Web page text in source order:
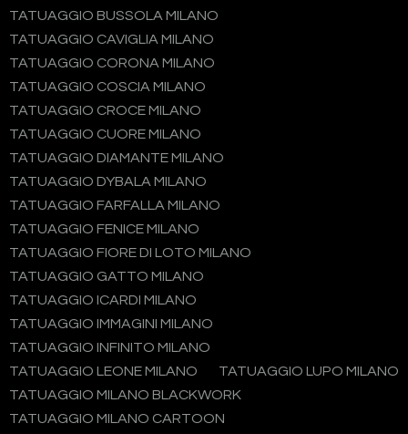
TATUAGGIO BUSSOLA MILANO
TATUAGGIO CAVIGLIA MILANO
TATUAGGIO CORONA MILANO
TATUAGGIO COSCIA MILANO
TATUAGGIO CROCE MILANO
TATUAGGIO CUORE MILANO
TATUAGGIO DIAMANTE MILANO
TATUAGGIO DYBALA MILANO
TATUAGGIO FARFALLA MILANO
TATUAGGIO FENICE MILANO
TATUAGGIO FIORE DI LOTO MILANO
TATUAGGIO GATTO MILANO
TATUAGGIO ICARDI MILANO
TATUAGGIO IMMAGINI MILANO
TATUAGGIO INFINITO MILANO
TATUAGGIO LEONE MILANO
TATUAGGIO LUPO MILANO
TATUAGGIO MILANO BLACKWORK
TATUAGGIO MILANO CARTOON